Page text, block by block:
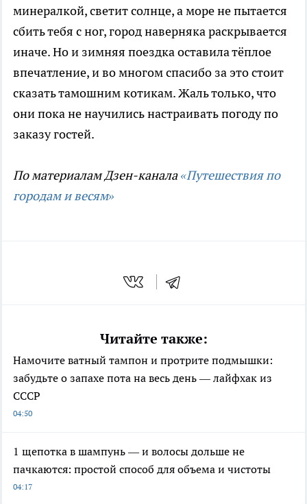
минералкой, светит солнце, а море не пытается
сбить тебя с ног, город наверняка раскрывается
иначе. Но и зимняя поездка оставила тёплое
впечатление, и во многом спасибо за это стоит
сказать тамошним котикам. Жаль только, что
они пока не научились настраивать погоду по
заказу гостей.
По материалам Дзен-канала«Путешествия по
городам и весям»
Читайте также:
Намочите ватный тампон и протрите подмышки:
забудьте о запахе пота на весь день — лайфхак из
СССР
04:50
1 щепотка в шампунь — и волосы дольше не
пачкаются: простой способ для объема и чистоты
04:17